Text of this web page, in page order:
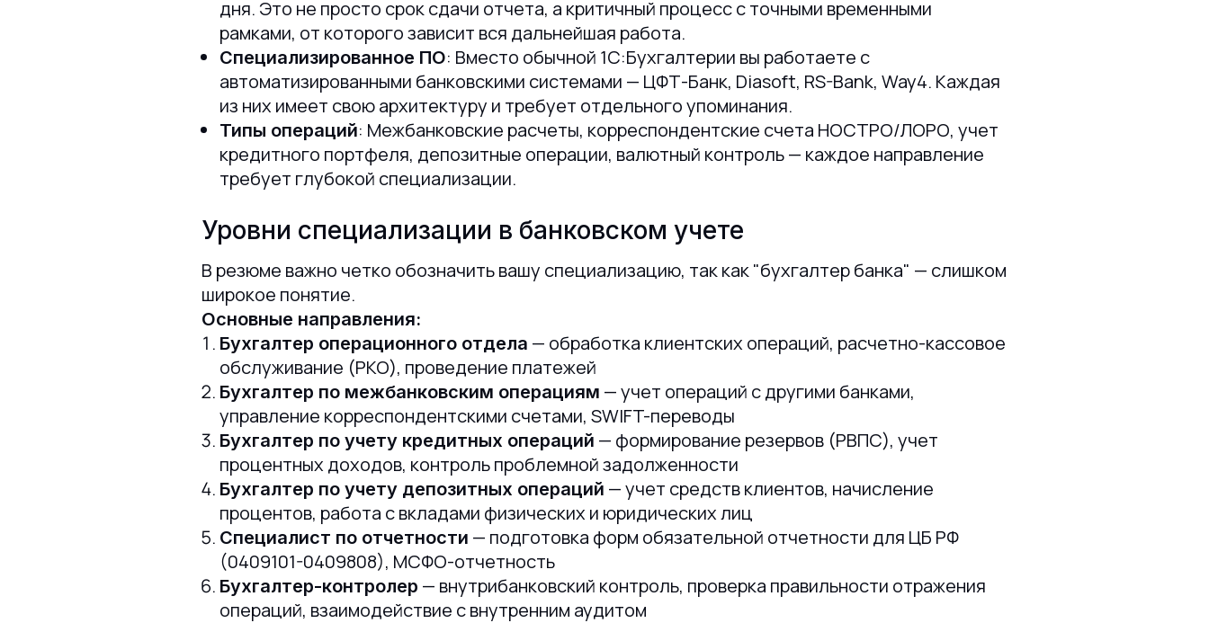
дня. Это не просто срок сдачи отчета, а критичный процесс с точными временными
рамками, от которого зависит вся дальнейшая работа.
Специализированное ПО: Вместо обычной 1С:Бухгалтерии вы работаете с
автоматизированными банковскими системами — ЦФТ-Банк, Diasoft, RS-Bank, Way4. Каждая
из них имеет свою архитектуру и требует отдельного упоминания.
Типы операций: Межбанковские расчеты, корреспондентские счета НОСТРО/ЛОРО, учет
кредитного портфеля, депозитные операции, валютный контроль — каждое направление
требует глубокой специализации.
Уровни специализации в банковском учете
В резюме важно четко обозначить вашу специализацию, так как "бухгалтер банка" — слишком
широкое понятие.
Основные направления:
Бухгалтер операционного отдела — обработка клиентских операций, расчетно-кассовое
обслуживание (РКО), проведение платежей
Бухгалтер по межбанковским операциям — учет операций с другими банками,
управление корреспондентскими счетами, SWIFT-переводы
Бухгалтер по учету кредитных операций — формирование резервов (РВПС), учет
процентных доходов, контроль проблемной задолженности
Бухгалтер по учету депозитных операций — учет средств клиентов, начисление
процентов, работа с вкладами физических и юридических лиц
Специалист по отчетности — подготовка форм обязательной отчетности для ЦБ РФ
(0409101-0409808), МСФО-отчетность
Бухгалтер-контролер — внутрибанковский контроль, проверка правильности отражения
операций, взаимодействие с внутренним аудитом